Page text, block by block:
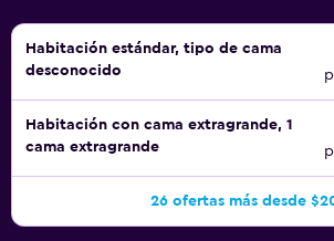
Habitación estándar, tipo de cama
desconocido
Habitación con cama extragrande, 1
cama extragrande
26 ofertas más desde